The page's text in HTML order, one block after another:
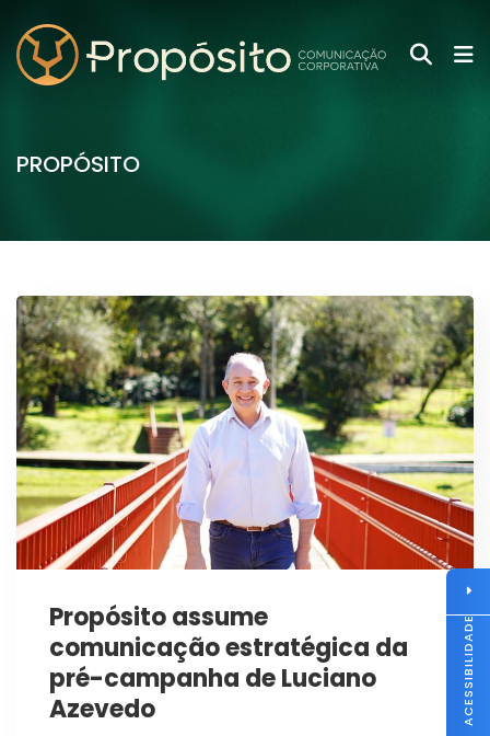
PROPÓSITO
Propósito assume
comunicação estratégica da
pré-campanha de Luciano
Azevedo
ACESSIBILIDADE